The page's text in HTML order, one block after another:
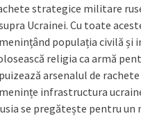
strategice militare
Ucrainei. Cu toate
populația civilă și
religia ca armă
arsenalul de
infrastructura
se pregătește pentru